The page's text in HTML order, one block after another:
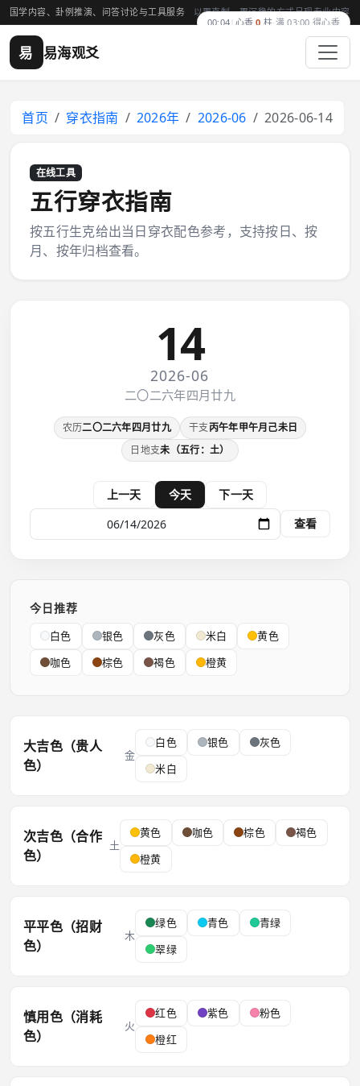
国学内容、卦例推演、问答讨论与工具服务 以更克制、更沉稳的方式呈现专业内容
易 易海观爻
首页 穿衣指南 2026年 2026-06 2026-06-14
在线工具
五行穿衣指南
按五行生克给出当日穿衣配色参考，支持按日、按
月、按年归档查看。
14
2026-06
二〇二六年四月廿九
农历二〇二六年四月廿九 干支丙午年甲午月己未日
日地支未（五行：土）
上一天 今天
下一天
查看
今日推荐
白色 银色 灰色 米白
黄色
咖色
棕色 褐色 橙黄
大吉色（贵人
色）
金
白色 银色
灰色
米白
次吉色（合作
色）
土
黄色 咖色 棕色
褐色
橙黄
平平色（招财
色）
木
绿色 青色
青绿
翠绿
慎用色（消耗
色）
火
红色 紫色
粉色
橙红
00:04 心香0 柱· 满 03:00 得心香